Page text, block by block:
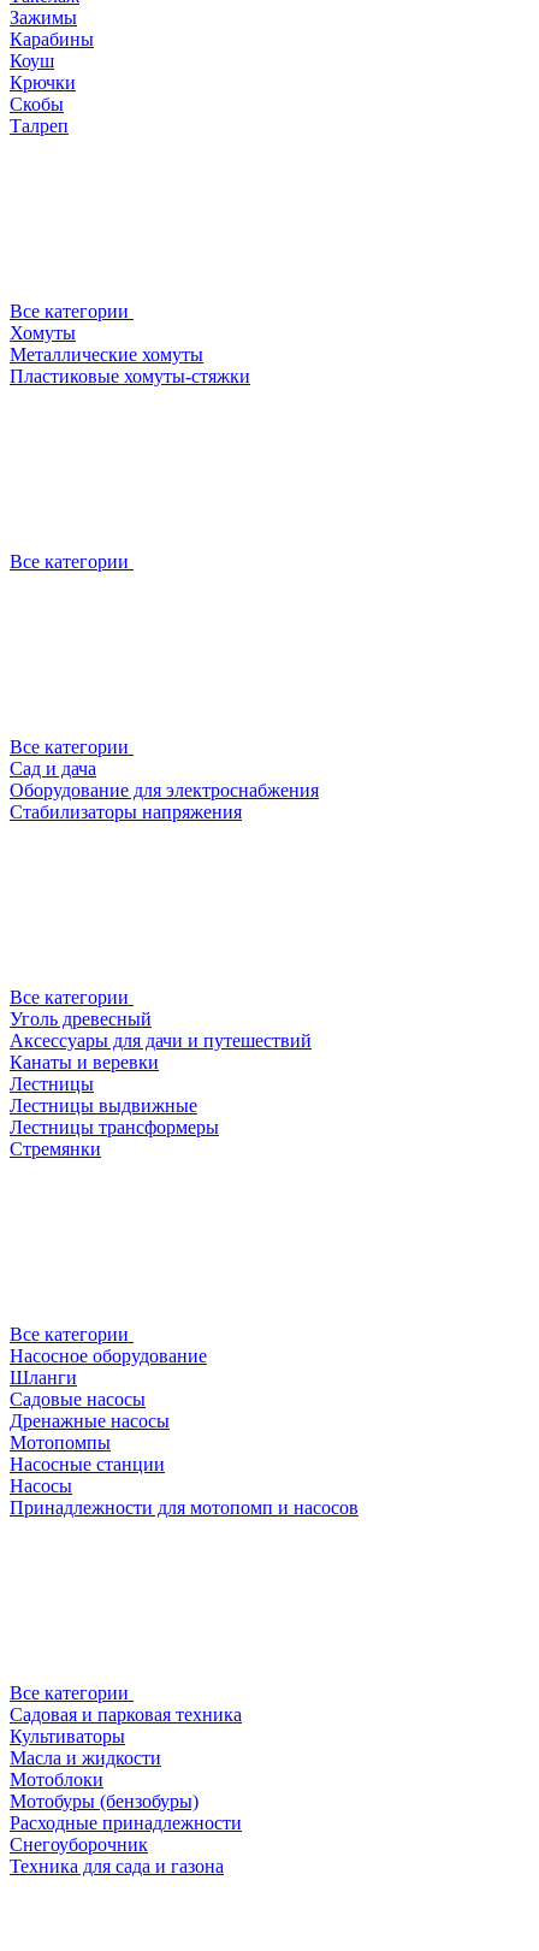
Зажимы
Карабины
Коуш
Крючки
Скобы
Талреп
Все категории
Хомуты
Металлические хомуты
Пластиковые хомуты-стяжки
Все категории
Все категории
Сад и дача
Оборудование для электроснабжения
Стабилизаторы напряжения
Все категории
Уголь древесный
Аксессуары для дачи и путешествий
Канаты и веревки
Лестницы
Лестницы выдвижные
Лестницы трансформеры
Стремянки
Все категории
Насосное оборудование
Шланги
Садовые насосы
Дренажные насосы
Мотопомпы
Насосные станции
Насосы
Принадлежности для мотопомп и насосов
Все категории
Садовая и парковая техника
Культиваторы
Масла и жидкости
Мотоблоки
Мотобуры (бензобуры)
Расходные принадлежности
Снегоуборочник
Техника для сада и газона